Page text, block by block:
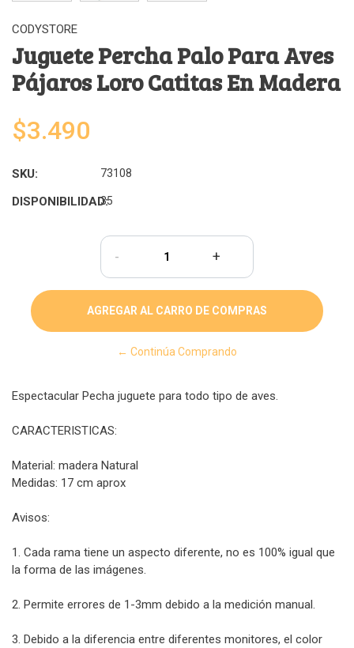
CODYSTORE
Juguete Percha Palo Para Aves
Pájaros Loro Catitas En Madera
$3.490
SKU: 73108
DISPONIBILIDAD:
35
- +
← Continúa Comprando
Espectacular Pecha juguete para todo tipo de aves.
CARACTERISTICAS:
Material: madera Natural
Medidas: 17 cm aprox
Avisos:
1. Cada rama tiene un aspecto diferente, no es 100% igual que
la forma de las imágenes.
2. Permite errores de 1-3mm debido a la medición manual.
3. Debido a la diferencia entre diferentes monitores, el color